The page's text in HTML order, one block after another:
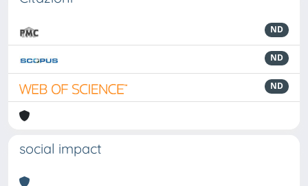
ND
ND
ND
social impact